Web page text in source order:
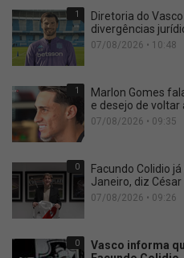
1
Diretoria do
divergências
07/08/2026 • 10:48
1
Marlon Gomes
e desejo de voltar
07/08/2026 • 09:35
0
Facundo Colidio
Janeiro, diz César
07/08/2026 • 09:26
0
Vasco informa